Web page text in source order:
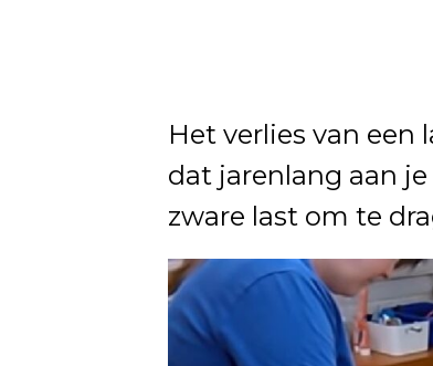
Het verlies van
dat jarenlang aan
zware last om te